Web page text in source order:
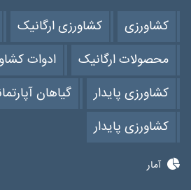
کشاورزی کشاورزی ارگانیک
محصولات ارگانیک
ادوات
کشاورزی پایدار
گیاهان
کشاورزی پایدار
آمار